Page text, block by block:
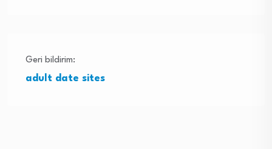
Geri bildirim:
adult date sites